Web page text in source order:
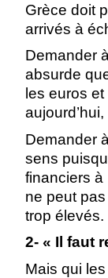
Grèce doit
arrivés à
Demander
absurde
les euros
Demander
sens
financiers à
ne peut
trop élevés.
2- « Il faut
Mais qui